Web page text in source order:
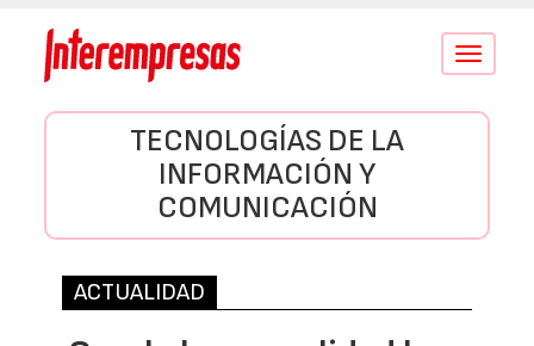
Conmutar
TECNOLOGÍAS DE LA
INFORMACIÓN Y
COMUNICACIÓN
ACTUALIDAD